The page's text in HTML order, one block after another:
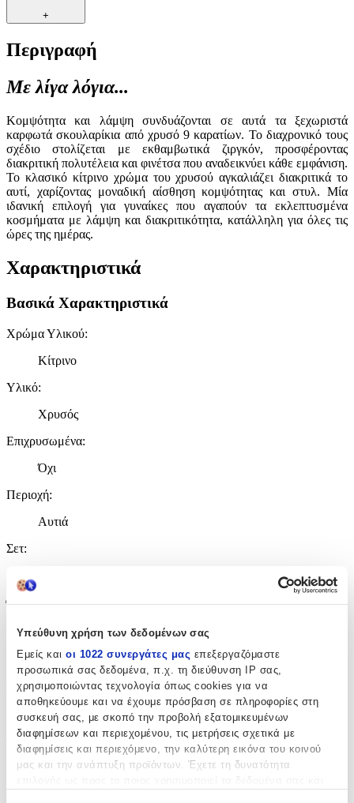
Υπεύθυνη χρήση των δεδομένων σας
Εμείς και οι 1022 συνεργάτες μας επεξεργαζόμαστε
προσωπικά σας δεδομένα, π.χ. τη διεύθυνση IP σας,
χρησιμοποιώντας τεχνολογία όπως cookies για να
αποθηκεύουμε και να έχουμε πρόσβαση σε πληροφορίες στη
συσκευή σας, με σκοπό την προβολή εξατομικευμένων
διαφημίσεων και περιεχομένου, τις μετρήσεις σχετικά με
διαφημίσεις και περιεχόμενο, την καλύτερη εικόνα του κοινού
μας και την ανάπτυξη προϊόντων. Έχετε τη δυνατότητα
+
Περιγραφή
Με λίγα λόγια...
Κομψότητα και λάμψη συνδυάζονται σε αυτά τα ξεχωριστά
καρφωτά σκουλαρίκια από χρυσό 9 καρατίων. Το διαχρονικό τους
σχέδιο στολίζεται με εκθαμβωτικά ζιργκόν, προσφέροντας
διακριτική πολυτέλεια και φινέτσα που αναδεικνύει κάθε εμφάνιση.
Το κλασικό κίτρινο χρώμα του χρυσού αγκαλιάζει διακριτικά το
αυτί, χαρίζοντας μοναδική αίσθηση κομψότητας και στυλ. Μία
ιδανική επιλογή για γυναίκες που αγαπούν τα εκλεπτυσμένα
κοσμήματα με λάμψη και διακριτικότητα, κατάλληλη για όλες τις
ώρες της ημέρας.
Χαρακτηριστικά
Βασικά Χαρακτηριστικά
Χρώμα Υλικού:
Κίτρινο
Υλικό:
Χρυσός
Επιχρυσωμένα:
Όχι
Περιοχή:
Αυτιά
Σετ:
Έξτρα Χαρακτηριστικά
Piercing:
Όχι
Νυφικά:
Όχι
Τύπος
Καρφωτά